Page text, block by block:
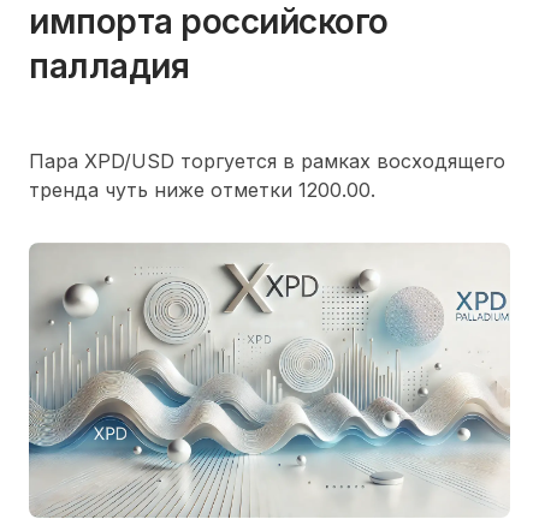
импорта российского
палладия
Пара XPD/USD торгуется в рамках восходящего
тренда чуть ниже отметки 1200.00.